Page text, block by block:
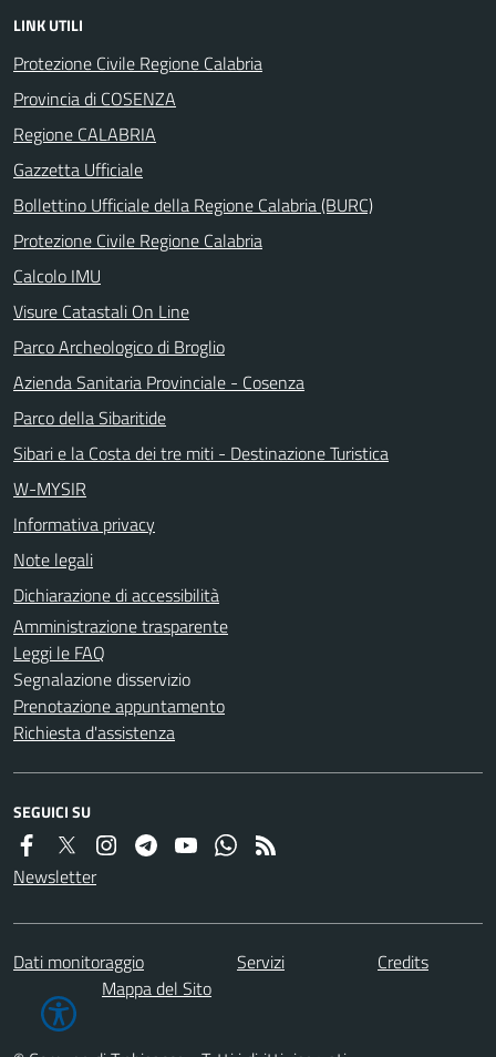
LINK UTILI
Protezione Civile Regione Calabria
Provincia di COSENZA
Regione CALABRIA
Gazzetta Ufficiale
Bollettino Ufficiale della Regione Calabria (BURC)
Protezione Civile Regione Calabria
Calcolo IMU
Visure Catastali On Line
Parco Archeologico di Broglio
Azienda Sanitaria Provinciale - Cosenza
Parco della Sibaritide
Sibari e la Costa dei tre miti - Destinazione Turistica
W-MYSIR
Informativa privacy
Note legali
Dichiarazione di accessibilità
Amministrazione trasparente
Leggi le FAQ
Segnalazione disservizio
Prenotazione appuntamento
Richiesta d'assistenza
SEGUICI SU
Newsletter
Dati monitoraggio Servizi
Credits
Mappa del Sito